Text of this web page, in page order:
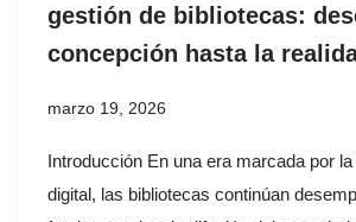
gestión de bibliotecas:
concepción hasta la
marzo 19, 2026
Introducción En una era marcada por
digital, las bibliotecas continúan